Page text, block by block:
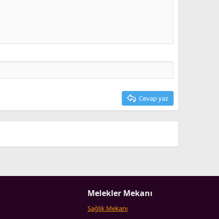
Cevap yaz
Melekler Mekanı
Sağlık Mekanı